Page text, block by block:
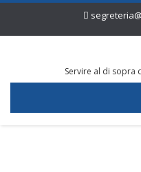
Servire al di sopra